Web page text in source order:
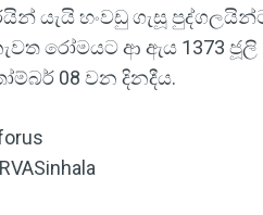
යැයි හංවඩු ගැසූ
රෝමයට ආ ඇය 1373
08 වන දිනදීය.